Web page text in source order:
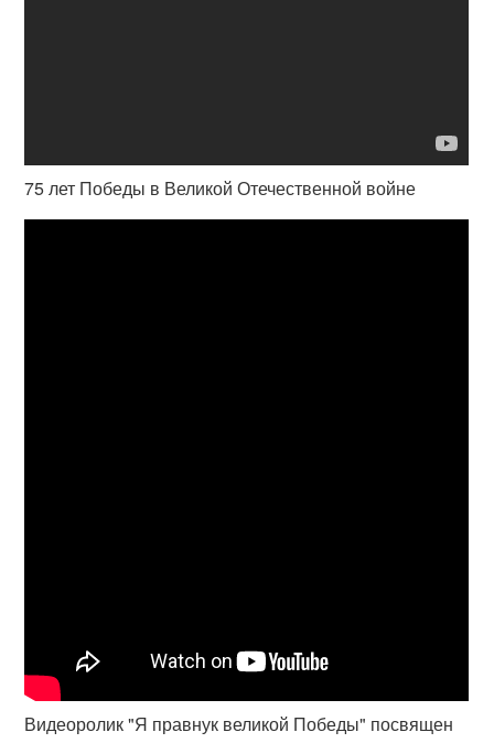
75 лет Победы в Великой Отечественной войне
Видеоролик "Я правнук великой Победы" посвящен